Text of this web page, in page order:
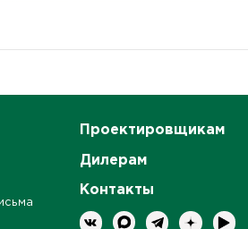
Проектировщикам
Дилерам
Контакты